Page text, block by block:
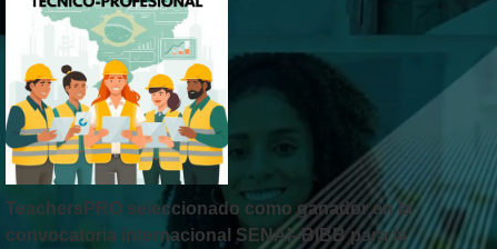
TeachersPRO seleccionado como ganador en la
convocatoria internacional SENAI–BIBB para la